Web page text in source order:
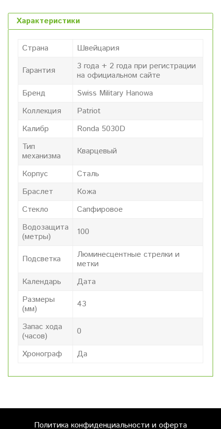
Характеристики
Страна
Швейцария
Гарантия
3 года + 2 года при регистрации
на официальном сайте
Бренд
Swiss Military Hanowa
Коллекция
Patriot
Калибр
Ronda 5030D
Тип
механизма
Кварцевый
Корпус
Сталь
Браслет
Кожа
Стекло
Сапфировое
Водозащита
(метры)
100
Подсветка
Люминесцентные стрелки и
метки
Календарь
Дата
Размеры
(мм)
43
Запас хода
(часов)
0
Хронограф
Да
Политика конфиденциальности и оферта